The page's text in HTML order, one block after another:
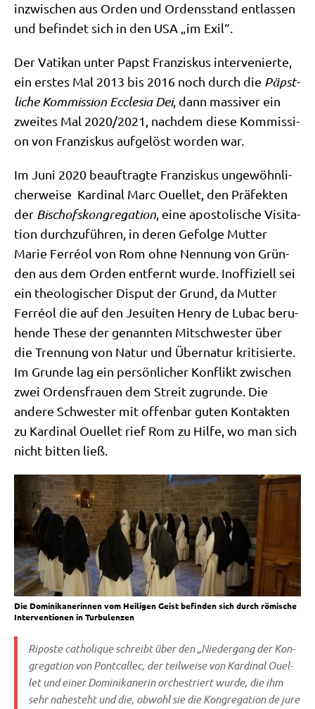
inzwi­schen aus Orden und Ordens­stand ent­las­sen
und befin­det sich in den USA „im Exil“.
Der Vati­kan unter Papst Fran­zis­kus inter­ve­nier­te,
ein erstes Mal 2013 bis 2016 noch durch die Päpst­
li­che Kom­mis­si­on Eccle­sia Dei, dann mas­si­ver ein
zwei­tes Mal 2020/​2021, nach­dem die­se Kom­mis­si­
on von Fran­zis­kus auf­ge­löst wor­den war.
Im Juni 2020 beauf­trag­te Fran­zis­kus unge­wöhn­li­
cher­wei­se Kar­di­nal Marc Ouel­let, den Prä­fek­ten
der Bischofs­kon­gre­ga­ti­on , eine apo­sto­li­sche Visi­ta­
ti­on durch­zu­füh­ren, in deren Gefol­ge Mut­ter
Marie Fer­ré­ol von Rom ohne Nen­nung von Grün­
den aus dem Orden ent­fernt wur­de. Inof­fi­zi­ell sei
ein theo­lo­gi­scher Dis­put der Grund, da Mut­ter
Fer­ré­ol die auf den Jesui­ten Hen­ry de Lubac beru­
hen­de The­se der genann­ten Mit­schwe­ster über
die Tren­nung von Natur und Über­na­tur kri­ti­sier­te.
Im Grun­de lag ein per­sön­li­cher Kon­flikt zwi­schen
zwei Ordens­frau­en dem Streit zugrun­de. Die
ande­re Schwe­ster mit offen­bar guten Kon­tak­ten
zu Kar­di­nal Ouel­let rief Rom zu Hil­fe, wo man sich
nicht bit­ten ließ.
Die Domi­ni­ka­ne­rin­nen vom Hei­li­gen Geist befin­den sich durch römi­sche
Inter­ven­tio­nen in Turbulenzen
Ripo­ste catho­li­queschreibt über den „Nie­der­gang der Kon­
gre­ga­ti­on von Pontcallec, der teil­wei­se von Kar­di­nal Ouel­
let und einer Domi­ni­ka­ne­rin orche­striert wur­de, die ihm
sehr nahe­steht und die, obwohl sie die Kon­gre­ga­ti­on de jure